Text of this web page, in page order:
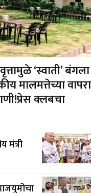
‘स्वाती’ बंगला
मालमत्तेच्या
क्लबचा
मंत्री